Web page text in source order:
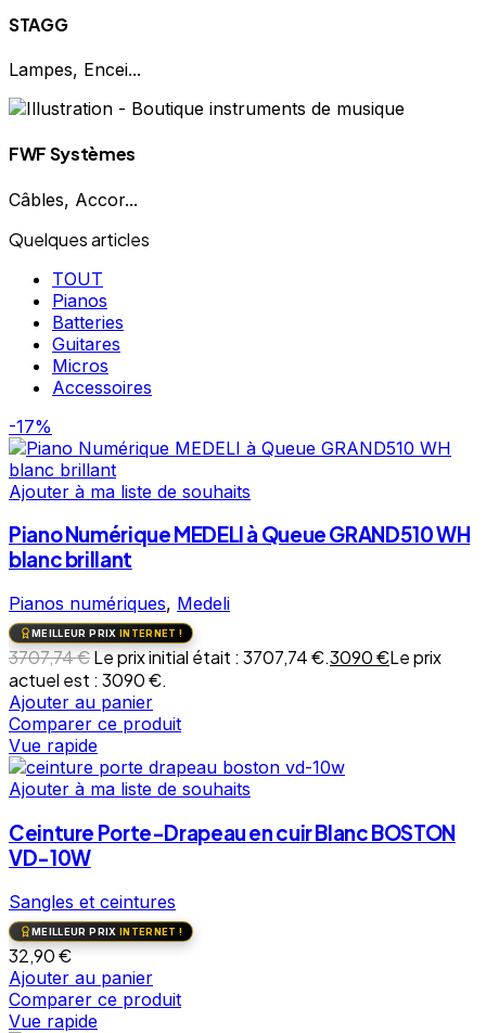
STAGG
Lampes, Encei...
FWF Systèmes
Câbles, Accor...
Quelques articles
TOUT
Pianos
Batteries
Guitares
Micros
Accessoires
-17%
Ajouter à ma liste de souhaits
Piano Numérique MEDELI à Queue GRAND510 WH
blanc brillant
Pianos numériques, Medeli
MEILLEUR PRIX INTERNET !
3707,74€Le prix initial était : 3707,74 €.3090€Le prix
actuel est : 3090 €.
Ajouter au panier
Comparer ce produit
Vue rapide
Ajouter à ma liste de souhaits
Ceinture Porte-Drapeau en cuir Blanc BOSTON
VD-10W
Sangles et ceintures
MEILLEUR PRIX INTERNET !
32,90€
Ajouter au panier
Comparer ce produit
Vue rapide